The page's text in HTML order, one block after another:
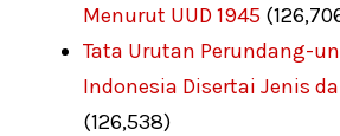
Menurut UUD 1945
Tata Urutan Perundang-
Indonesia Disertai Jenis
(126,538)